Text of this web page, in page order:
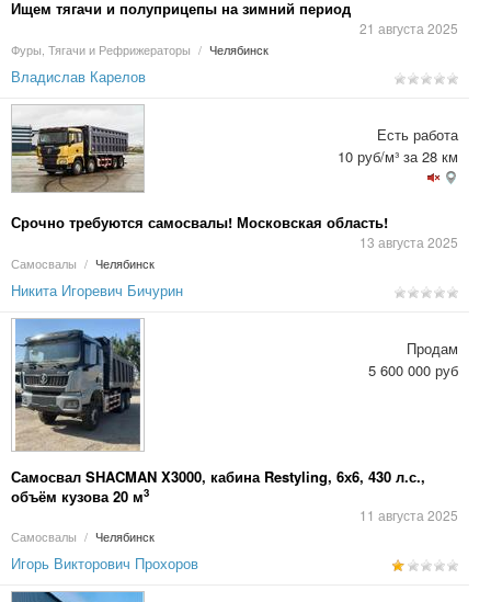
Ищем тягачи и полуприцепы на зимний период
21 августа 2025
Фуры, Тягачи и Рефрижераторы / Челябинск
Владислав Карелов
Срочно требуются самосвалы! Московская область!
13 августа 2025
Самосвалы / Челябинск
Есть работа
10 руб/м³ за 28 км
Никита Игоревич Бичурин
Самосвал SHACMAN X3000, кабина Restyling, 6х6, 430 л.с.,
объём кузова 20 м3
11 августа 2025
Самосвалы / Челябинск
Продам
5 600 000 руб
Игорь Викторович Прохоров